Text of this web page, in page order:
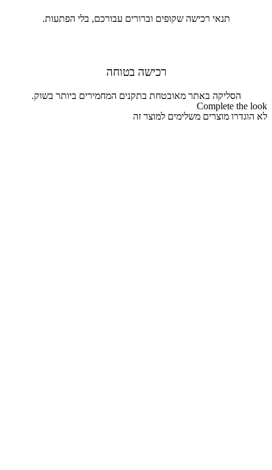
תנאי רכישה שקופים וברורים עבורכם, בלי הפתעות.
רכישה בטוחה
הסליקה באתר מאובטחת בתקנים המחמירים ביותר בשוק.
Complete the look
לא הוגדרו מוצרים משלימים למוצר זה